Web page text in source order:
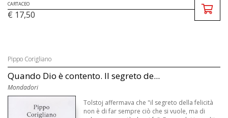
CARTACEO
€ 17,50
Pippo Corigliano
Quando Dio è contento. Il segreto de...
Mondadori
Tolstoj affermava che "il segreto della felicità
non è di far sempre ciò che si vuole, ma di